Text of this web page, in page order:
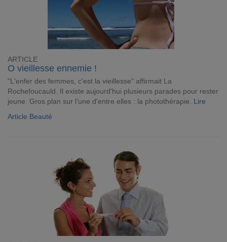
ARTICLE
O vieillesse ennemie !
"L'enfer des femmes, c'est la vieillesse" affirmait La
Rochefoucauld. Il existe aujourd'hui plusieurs parades pour rester
jeune. Gros plan sur l'une d'entre elles : la photothérapie. Lire
Article Beauté